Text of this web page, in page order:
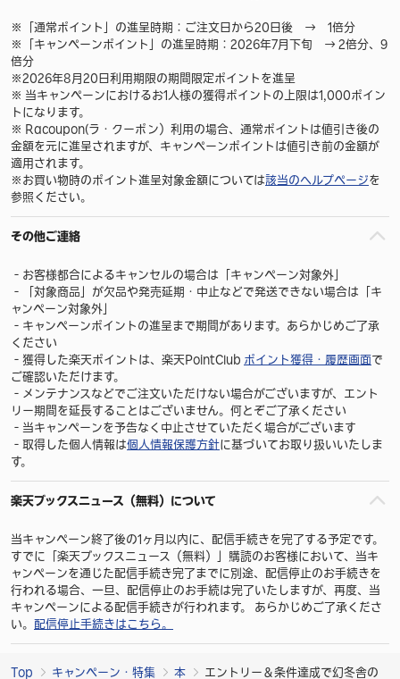
※「通常ポイント」の進呈時期：ご注文日から20日後 → 1倍分
※「キャンペーンポイント」の進呈時期：2026年7月下旬 → 2倍分、9
倍分
※2026年8月20日利用期限の期間限定ポイントを進呈
※ 当キャンペーンにおけるお1人様の獲得ポイントの上限は1,000ポイン
トになります。
※ Racoupon(ラ・クーポン）利用の場合、通常ポイントは値引き後の
金額を元に進呈されますが、キャンペーンポイントは値引き前の金額が
適用されます。
※お買い物時のポイント進呈対象金額については該当のヘルプページを
参照ください。
その他ご連絡
‐お客様都合によるキャンセルの場合は「キャンペーン対象外」
‐「対象商品」が欠品や発売延期・中止などで発送できない場合は「キ
ャンペーン対象外」
‐キャンペーンポイントの進呈まで期間があります。あらかじめご了承
ください
‐獲得した楽天ポイントは、楽天PointClub ポイント獲得・履歴画面で
ご確認いただけます。
‐メンテナンスなどでご注文いただけない場合がございますが、エント
リー期間を延長することはございません。何とぞご了承ください
‐当キャンペーンを予告なく中止させていただく場合がございます
‐取得した個人情報は個人情報保護方針に基づいてお取り扱いいたしま
す。
楽天ブックスニュース（無料）について
当キャンペーン終了後の1ヶ月以内に、配信手続きを完了する予定です。
すでに「楽天ブックスニュース（無料）」購読のお客様において、当キ
ャンペーンを通じた配信手続き完了までに別途、配信停止のお手続きを
行われる場合、一旦、配信停止のお手続は完了いたしますが、再度、当
キャンペーンによる配信手続きが行われます。 あらかじめご了承くださ
い。 配信停止手続きはこちら。
Top キャンペーン・特集 本
エントリー＆条件達成で幻冬舎の